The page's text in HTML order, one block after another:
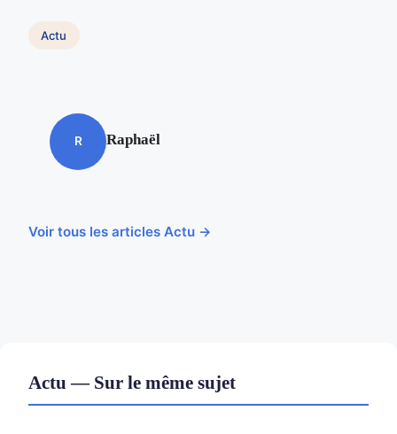
Actu
R Raphaël
Voir tous les articles Actu →
Actu — Sur le même sujet